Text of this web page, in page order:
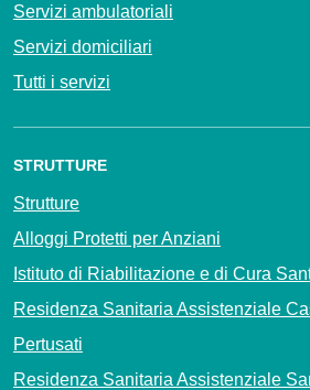
Servizi ambulatoriali
Servizi domiciliari
Tutti i servizi
STRUTTURE
Strutture
Alloggi Protetti per Anziani
Istituto di Riabilitazione e di Cura
Residenza Sanitaria Assistenziale
Pertusati
Residenza Sanitaria Assistenziale